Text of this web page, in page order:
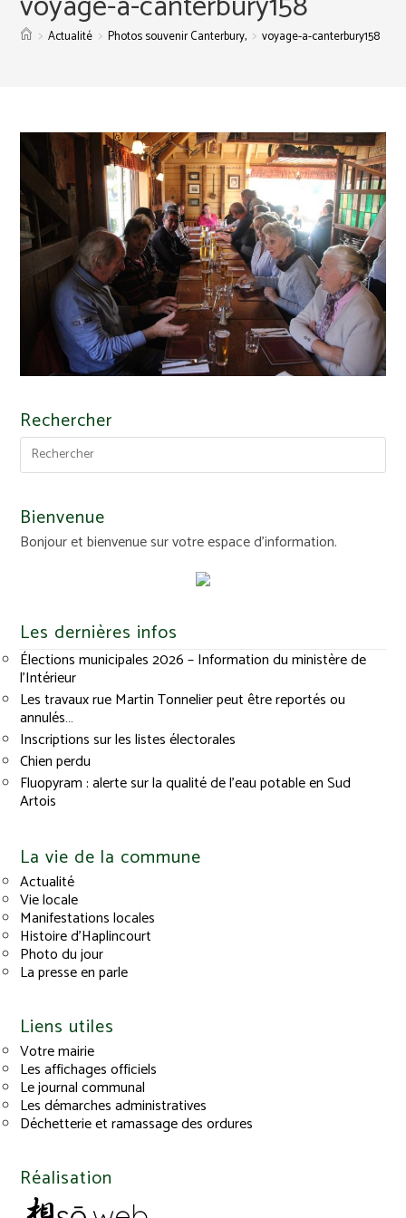
> Actualité > Photos souvenir Canterbury, > voyage-a-canterbury158
Rechercher
Bienvenue
Bonjour et bienvenue sur votre espace d'information.
Les dernières infos
Élections municipales 2026 – Information du ministère de
l’Intérieur
Les travaux rue Martin Tonnelier peut être reportés ou
annulés…
Inscriptions sur les listes électorales
Chien perdu
Fluopyram : alerte sur la qualité de l’eau potable en Sud
Artois
La vie de la commune
Actualité
Vie locale
Manifestations locales
Histoire d’Haplincourt
Photo du jour
La presse en parle
Liens utiles
Votre mairie
Les affichages officiels
Le journal communal
Les démarches administratives
Déchetterie et ramassage des ordures
Réalisation